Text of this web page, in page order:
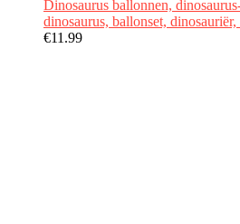
Dinosaurus ballonnen,
dinosaurus, ballonset,
€11.99